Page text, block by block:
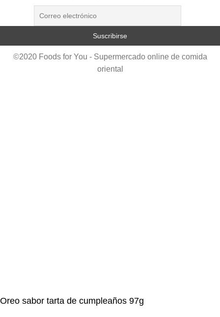
©2020 Foods for You - Supermercado online de comida
oriental
Oreo sabor tarta de cumpleaños 97g